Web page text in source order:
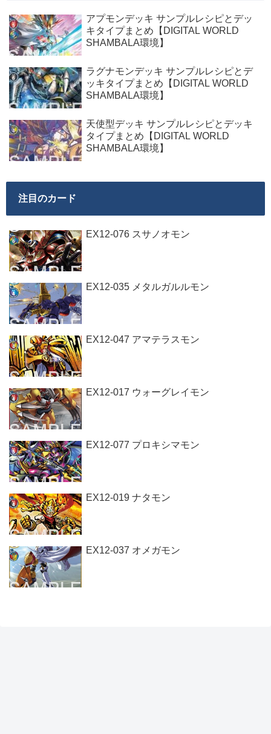
アプモンデッキ サンプルレシピとデッ
キタイプまとめ【DIGITAL WORLD
SHAMBALA環境】
ラグナモンデッキ サンプルレシピとデ
ッキタイプまとめ【DIGITAL WORLD
SHAMBALA環境】
天使型デッキ サンプルレシピとデッキ
タイプまとめ【DIGITAL WORLD
SHAMBALA環境】
注目のカード
EX12-076 スサノオモン
EX12-035 メタルガルルモン
EX12-047 アマテラスモン
EX12-017 ウォーグレイモン
EX12-077 プロキシマモン
EX12-019 ナタモン
EX12-037 オメガモン